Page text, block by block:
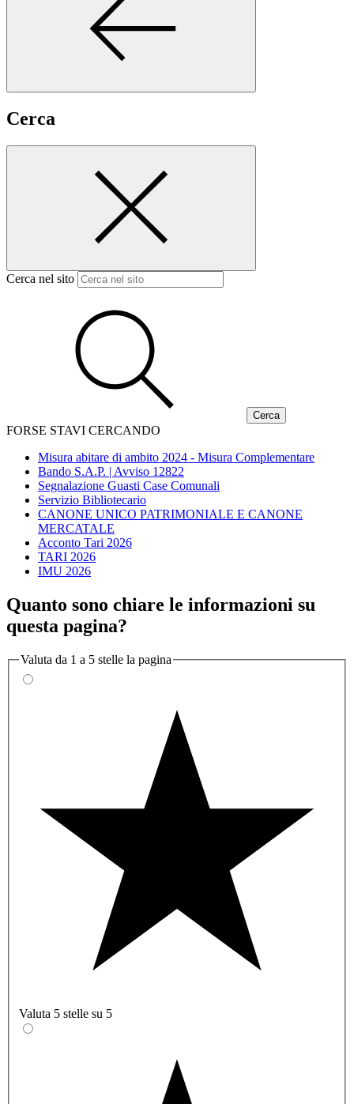
Cerca
Cerca nel sito
FORSE STAVI CERCANDO
Misura abitare di ambito 2024 - Misura Complementare
Bando S.A.P. | Avviso 12822
Segnalazione Guasti Case Comunali
Servizio Bibliotecario
CANONE UNICO PATRIMONIALE E CANONE
MERCATALE
Acconto Tari 2026
TARI 2026
IMU 2026
Quanto sono chiare le informazioni su
questa pagina?
Valuta da 1 a 5 stelle la pagina
Valuta 5 stelle su 5